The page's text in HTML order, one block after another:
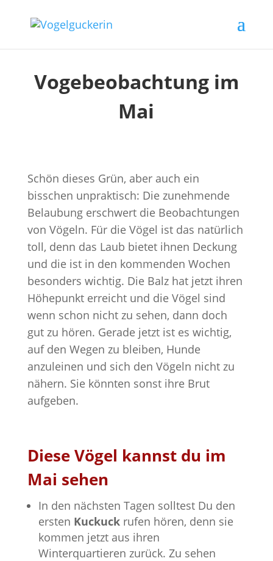
Vogebeobachtung im
Mai
Schön dieses Grün, aber auch ein
bisschen unpraktisch: Die zunehmende
Belaubung erschwert die Beobachtungen
von Vögeln. Für die Vögel ist das natürlich
toll, denn das Laub bietet ihnen Deckung
und die ist in den kommenden Wochen
besonders wichtig. Die Balz hat jetzt ihren
Höhepunkt erreicht und die Vögel sind
wenn schon nicht zu sehen, dann doch
gut zu hören. Gerade jetzt ist es wichtig,
auf den Wegen zu bleiben, Hunde
anzuleinen und sich den Vögeln nicht zu
nähern. Sie könnten sonst ihre Brut
aufgeben.
Diese Vögel kannst du im
Mai sehen
In den nächsten Tagen solltest Du den
ersten Kuckuck rufen hören, denn sie
kommen jetzt aus ihren
Winterquartieren zurück. Zu sehen